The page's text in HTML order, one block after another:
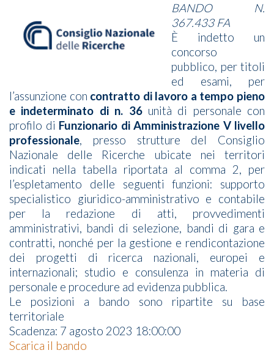
BANDO N.
367.433 FA
È indetto un
concorso
pubblico, per titoli
ed esami, per
l’assunzione con contratto di lavoro a tempo pieno
e indeterminato di n. 36unità di personale con
profilo di Funzionario di Amministrazione V livello
professionale, presso strutture del Consiglio
Nazionale delle Ricerche ubicate nei territori
indicati nella tabella riportata al comma 2, per
l’espletamento delle seguenti funzioni: supporto
specialistico giuridico-amministrativo e contabile
per la redazione di atti, provvedimenti
amministrativi, bandi di selezione, bandi di gara e
contratti, nonché per la gestione e rendicontazione
dei progetti di ricerca nazionali, europei e
internazionali; studio e consulenza in materia di
personale e procedure ad evidenza pubblica.
Le posizioni a bando sono ripartite su base
territoriale
Scadenza: 7 agosto 2023 18:00:00
Scarica il bando